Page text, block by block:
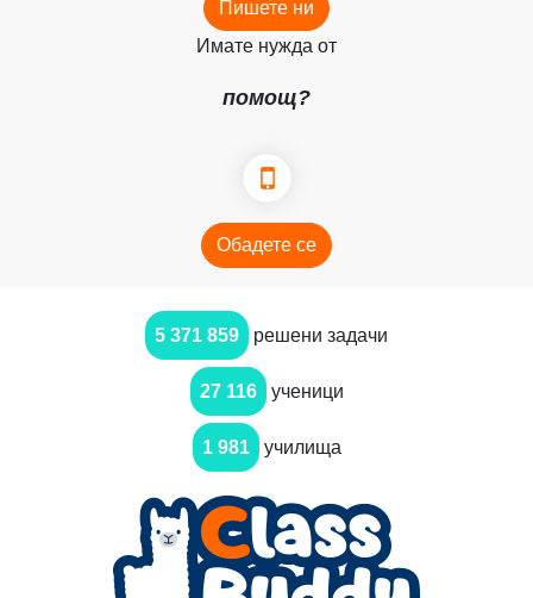
Пишете ни
Имате нужда от
помощ?
Обадете се
5 371 859 решени задачи
27 116 ученици
1 981 училища